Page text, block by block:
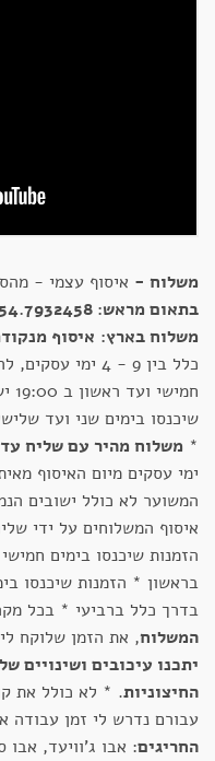
משלוח - איסוף עצמי -
בתאום מראש: 054.7932458
משלוח בארץ: איסוף
כלל בין 9 - 4
* משלוח מהיר עם שליח
ימי עסקים מיום האיסוף
המשוער לא כולל ישובים
איסוף המשלוחים על ידי
בדרך כלל ברביעי * בכל
המשלוח, את הזמן שלוקח
יתכנו עיכובים ושינויים
החיצוניות. * לא כולל את
עבורם נדרש לי זמן עבודה
החריגים: אבו ג'וויעד, אבו